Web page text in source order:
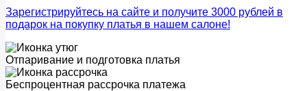
Зарегистрируйтесь на сайте и получите 3000 рублей в
подарок на покупку платья в нашем салоне!
Отпаривание и подготовка платья
Беспроцентная рассрочка платежа